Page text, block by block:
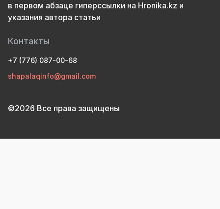
в первом абзаце гиперссылки на Hronika.kz и
указания автора статьи
Контакты
+7 (776) 087-00-68
shapalaqinfo@gmail.com
©2026 Все права защищены